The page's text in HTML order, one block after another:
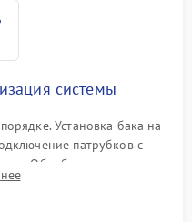
системы
Установка бака на
патрубков с
Обработка стыков
возможных протечек воды.